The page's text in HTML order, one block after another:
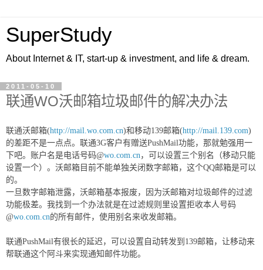
SuperStudy
About Internet & IT, start-up & investment, and life & dream.
2011-05-10
联通WO沃邮箱垃圾邮件的解决办法
联通沃邮箱(http://mail.wo.com.cn)和移动139邮箱(http://mail.139.com)
的差距不是一点点。联通3G客户有赠送PushMail功能，那就勉强用一
下吧。账户名是电话号码@wo.com.cn ，可以设置三个别名（移动只能
设置一个）。沃邮箱目前不能单独关闭数字邮箱，这个QQ邮箱是可以
的。
一旦数字邮箱泄露，沃邮箱基本报废，因为沃邮箱对垃圾邮件的过滤
功能极差。我找到一个办法就是在过滤规则里设置拒收本人号码
@wo.com.cn的所有邮件，使用别名来收发邮箱。
联通PushMail有很长的延迟，可以设置自动转发到139邮箱，让移动来
帮联通这个阿斗来实现通知邮件功能。